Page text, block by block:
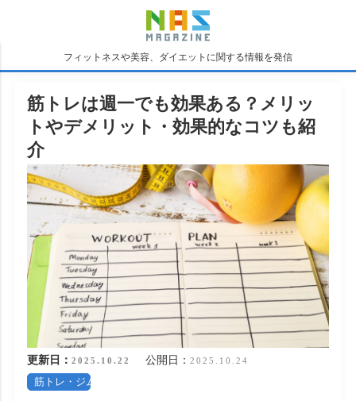
フィットネスや美容、ダイエットに関する情報を発信
筋トレは週一でも効果ある？メリッ
トやデメリット・効果的なコツも紹
介
更新日：2025.10.22 公開日： 2025.10.24
筋トレ・ジム